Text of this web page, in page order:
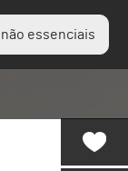
essenciais